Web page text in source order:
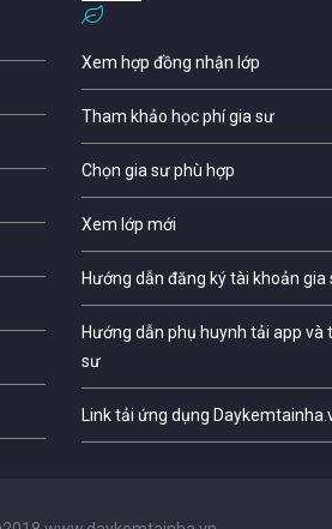
Xem hợp đồng nhận lớp
Tham khảo học phí gia sư
Chọn gia sư phù hợp
Xem lớp mới
Hướng dẫn đăng ký tài khoản gia
Hướng dẫn phụ huynh tải app và
sư
Link tải ứng dụng